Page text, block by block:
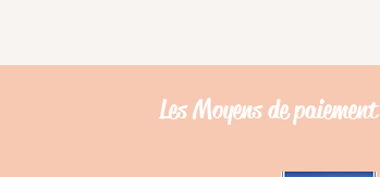
Les Moyens depaiement